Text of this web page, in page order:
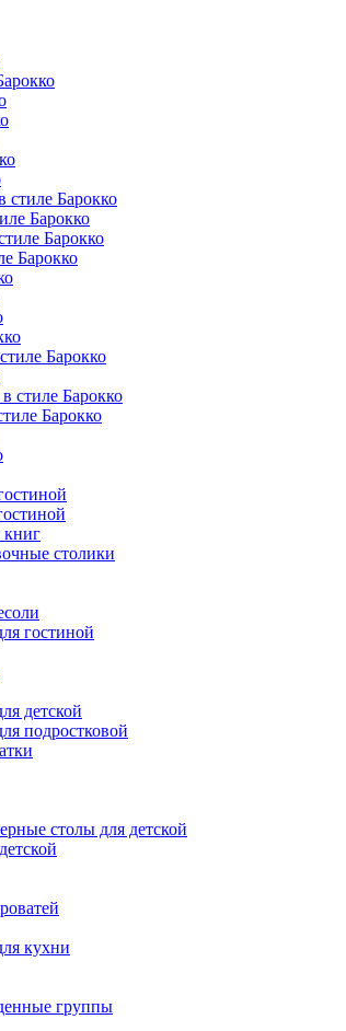
стиле Барокко
Барокко
Барокко
Барокко
Барокко
стиле Барокко
Барокко
книг
столики
гостиной
детской
подростковой
столы для детской
кухни
группы